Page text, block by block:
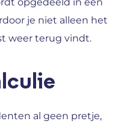
je niet alleen het
weer terug vindt.
al geen pretje,